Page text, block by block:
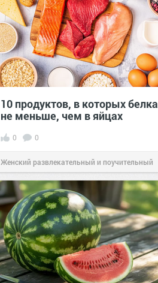
10 продуктов, в которых белка
не меньше, чем в яйцах
0 0
Женский развлекательный и поучительный
сайт.23:42Вчера